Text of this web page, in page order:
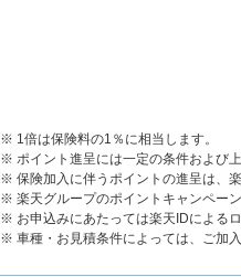
※ 1倍は保険料の1％に相当します。
※ ポイント進呈には一定の条件および
※ 保険加入に伴うポイントの進呈は、
※ 楽天グループのポイントキャンペー
※ お申込みにあたっては楽天IDによる
※ 車種・お見積条件によっては、ご加